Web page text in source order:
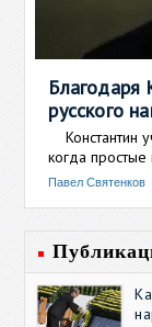
Благодаря
русского
Константин
когда
Павел Святенков